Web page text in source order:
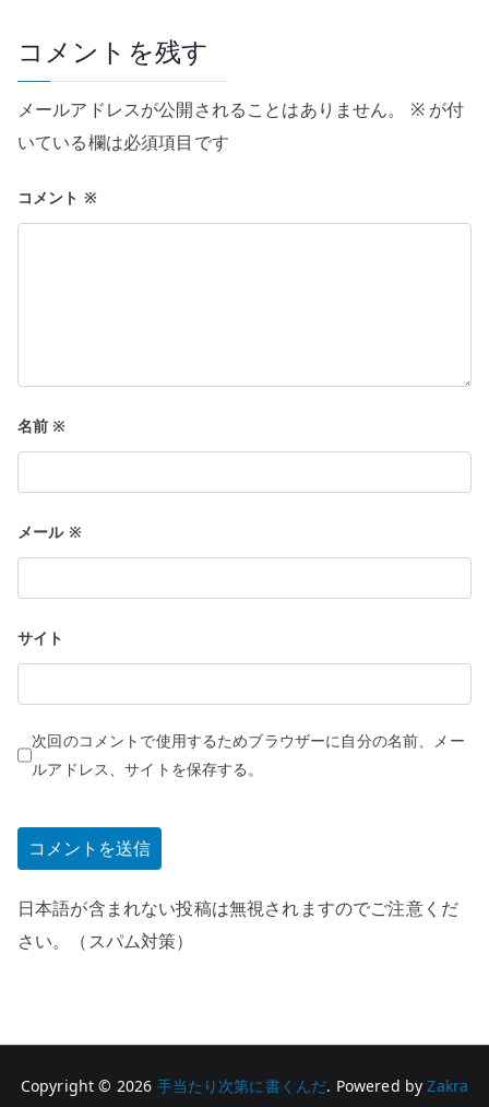
ゲ
ー
シ
ョ
コメントを残す
メールアドレスが公開されることはありません。 ※が付
いている欄は必須項目です
コメント ※
名前※
メール ※
サイト
次回のコメントで使用するためブラウザーに自分の名前、メー
ルアドレス、サイトを保存する。
日本語が含まれない投稿は無視されますのでご注意くだ
さい。（スパム対策）
Copyright © 2026 手当たり次第に書くんだ. Powered byZakra